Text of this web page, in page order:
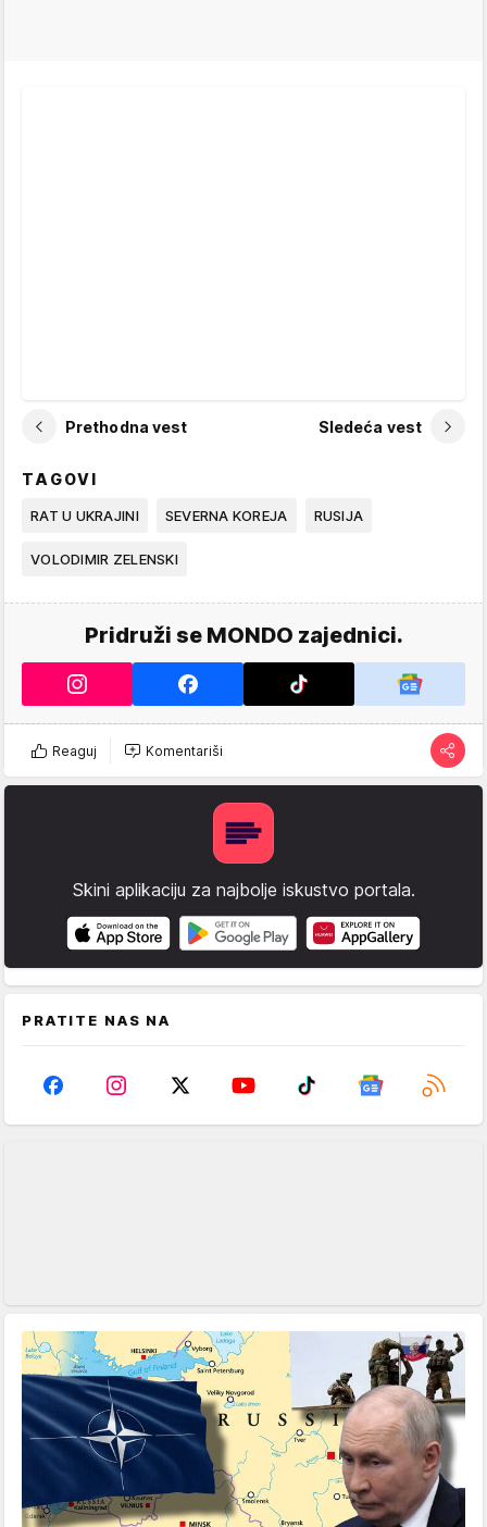
Prethodna vest Sledeća vest
TAGOVI
RAT U UKRAJINI SEVERNA KOREJA RUSIJA
VOLODIMIR ZELENSKI
Pridruži se MONDO zajednici.
Reaguj Komentariši
Skini aplikaciju za najbolje iskustvo portala.
PRATITE NAS NA